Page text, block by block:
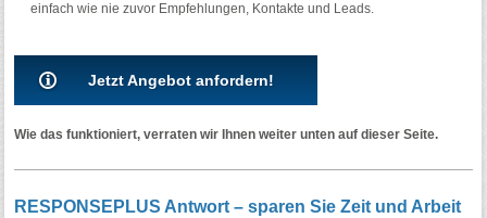
einfach wie nie zuvor Empfehlungen, Kontakte und Leads.
Jetzt Angebot anfordern!
Wie das funktioniert, verraten wir Ihnen weiter unten auf dieser Seite.
RESPONSEPLUS Antwort – sparen Sie Zeit und Arbeit